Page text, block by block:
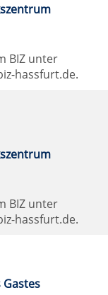
BIZ unter
hassfurt.de.
BIZ unter
hassfurt.de.
Gastes